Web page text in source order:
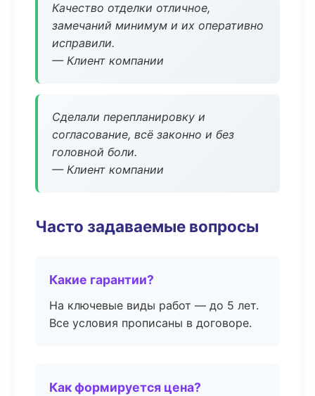
Качество отделки отличное,
замечаний минимум и их оперативно
исправили.
— Клиент компании
Сделали перепланировку и
согласование, всё законно и без
головной боли.
— Клиент компании
Часто задаваемые вопросы
Какие гарантии?
На ключевые виды работ — до 5 лет.
Все условия прописаны в договоре.
Как формируется цена?